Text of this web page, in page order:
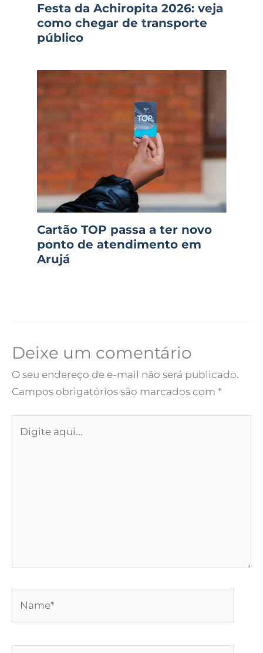
Festa da Achiropita 2026: veja
como chegar de transporte
público
Cartão TOP passa a ter novo
ponto de atendimento em
Arujá
Deixe um comentário
O seu endereço de e-mail não será publicado.
Campos obrigatórios são marcados com *
aqui...